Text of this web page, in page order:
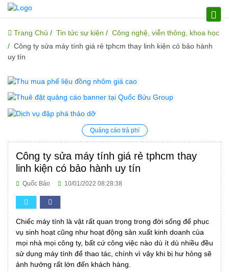
Trang Chủ Tin tức sự kiện
Công nghệ, viễn thông, khoa học
Công ty sửa máy tính giá rẻ tphcm thay linh kiện có bảo hành
uy tín
Quảng cáo trả phí
Công ty sửa máy tính giá rẻ tphcm thay
linh kiện có bảo hành uy tín
Quốc Bảo 10/01/2022 08:28:38
Chiếc máy tính là vật rất quan trọng trong đời sống để phục
vụ sinh hoạt cũng như hoạt động sản xuất kinh doanh của
mọi nhà mọi công ty, bất cứ công việc nào dù ít dù nhiều đều
sử dụng máy tính để thao tác, chính vì vậy khi bị hư hỏng sẽ
ảnh hưởng rất lớn đến khách hàng.